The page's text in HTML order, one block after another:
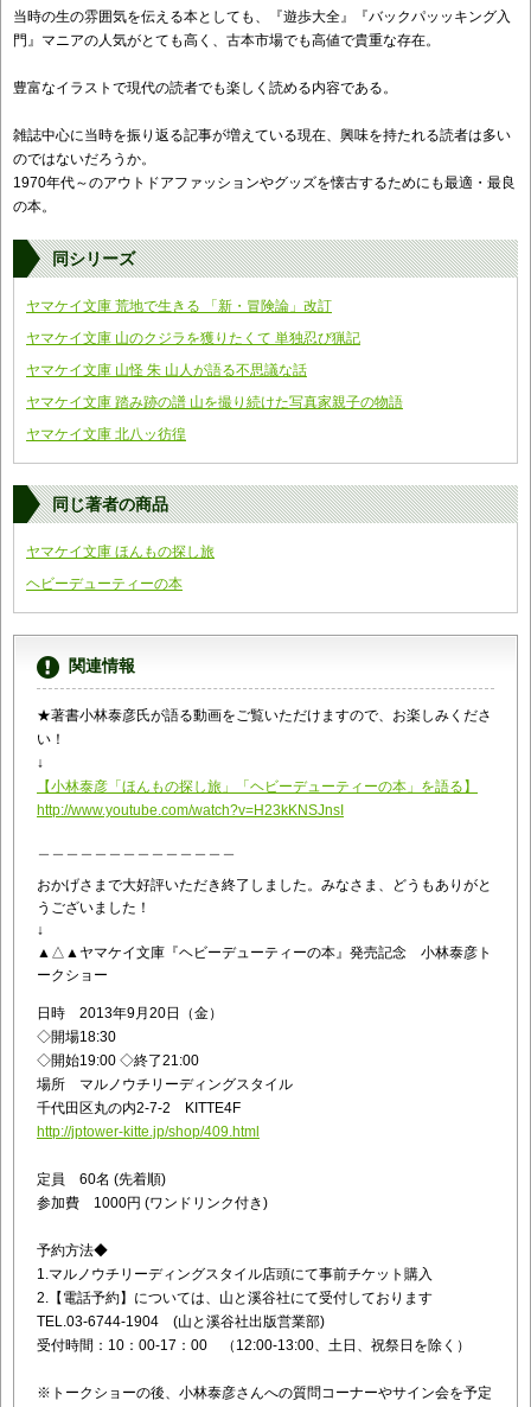
当時の生の雰囲気を伝える本としても、『遊歩大全』『バックパッッキング入
門』マニアの人気がとても高く、古本市場でも高値で貴重な存在。
豊富なイラストで現代の読者でも楽しく読める内容である。
雑誌中心に当時を振り返る記事が増えている現在、興味を持たれる読者は多い
のではないだろうか。
1970年代～のアウトドアファッションやグッズを懐古するためにも最適・最良
の本。
同シリーズ
ヤマケイ文庫 荒地で生きる 「新・冒険論」改訂
ヤマケイ文庫 山のクジラを獲りたくて 単独忍び猟記
ヤマケイ文庫 山怪 朱 山人が語る不思議な話
ヤマケイ文庫 踏み跡の譜 山を撮り続けた写真家親子の物語
ヤマケイ文庫 北八ッ彷徨
同じ著者の商品
ヤマケイ文庫 ほんもの探し旅
ヘビーデューティーの本
関連情報
★著書小林泰彦氏が語る動画をご覧いただけますので、お楽しみくださ
い！
↓
【小林泰彦「ほんもの探し旅」「ヘビーデューティーの本」を語る 】
http://www.youtube.com/watch?v=H23kKNSJnsI
おかげさまで大好評いただき終了しました。みなさま、どうもありがと
うございました！
↓
▲△▲ヤマケイ文庫『ヘビーデューティーの本』 発売記念 小林泰彦ト
ークショー
日時 2013年9月20日（金）
◇開場18:30
◇開始19:00 ◇終了21:00
場所 マルノウチリーディングスタイル
千代田区丸の内2-7-2 KITTE4F
http://jptower-kitte.jp/shop/409.html
定員 60名 (先着順)
参加費 1000円 (ワンドリンク付き)
予約方法◆
1.マルノウチリーディングスタイル店頭にて事前チケット購入
2.【電話予約】については、山と溪谷社にて受付しております
TEL.03-6744-1904 (山と溪谷社出版営業部)
受付時間：10：00-17：00 （12:00-13:00、土日、祝祭日を除く）
※トークショーの後、小林泰彦さんへの質問コーナーやサイン会を予定